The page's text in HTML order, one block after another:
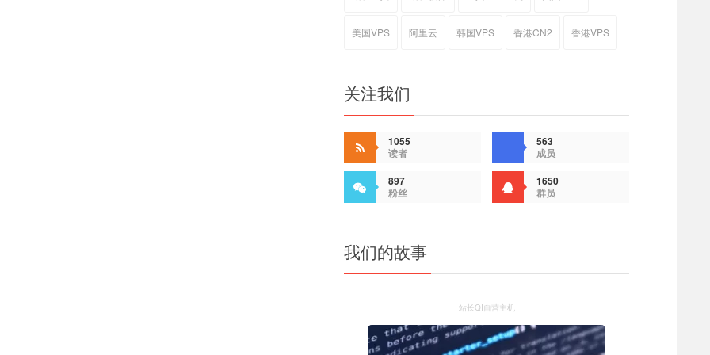
美国VPS 阿里云 韩国VPS 香港CN2 香港VPS
关注我们
1055
读者
563
成员
897
粉丝
1650
群员
我们的故事
站长QI自营主机